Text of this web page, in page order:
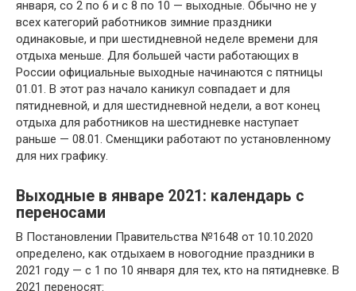
января, со 2 по 6 и с 8 по 10 — выходные. Обычно не у
всех категорий работников зимние праздники
одинаковые, и при шестидневной неделе времени для
отдыха меньше. Для большей части работающих в
России официальные выходные начинаются с пятницы
01.01. В этот раз начало каникул совпадает и для
пятидневной, и для шестидневной недели, а вот конец
отдыха для работников на шестидневке наступает
раньше — 08.01. Сменщики работают по установленному
для них графику.
Выходные в январе 2021: календарь с
переносами
В Постановлении Правительства №1648 от 10.10.2020
определено, как отдыхаем в новогодние праздники в
2021 году — с 1 по 10 января для тех, кто на пятидневке. В
2021 переносят: